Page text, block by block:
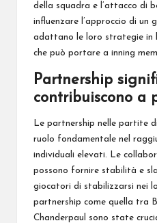
della squadra e l’attacco di
influenzare l’approccio di un
adattano le loro strategie in
che può portare a inning
Partnership
contribuiscono a
Le partnership nelle partite
ruolo fondamentale nel
individuali elevati. Le
possono fornire stabilità e
giocatori di stabilizzarsi nei
partnership come quella tra
Chanderpaul sono state